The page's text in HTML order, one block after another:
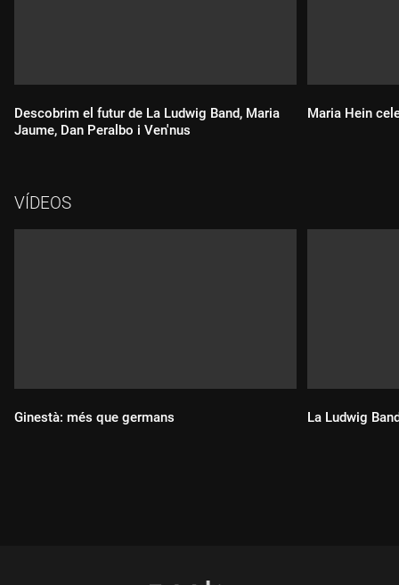
Descobrim el futur de La Ludwig Band, Maria
Jaume, Dan Peralbo i Ven'nus
Durada:
Maria Hein
VÍDEOS
Ginestà: més que germans La Ludwig